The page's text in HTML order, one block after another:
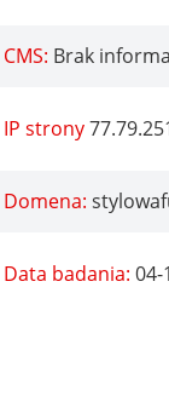
CMS: Brak
IP strony
Domena:
Data badania: 04-